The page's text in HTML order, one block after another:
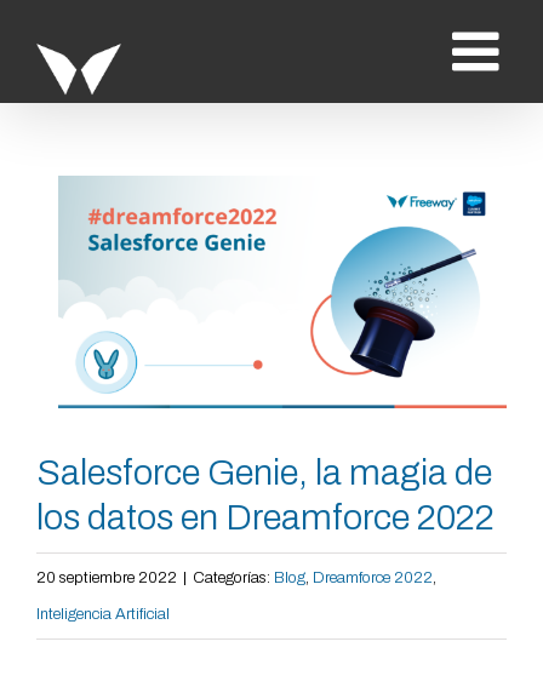
contenido
imagen
grande
Salesforce Genie, la magia de
los datos en Dreamforce 2022
20 septiembre 2022 Categorías: Blog, Dreamforce 2022,
Inteligencia Artificial